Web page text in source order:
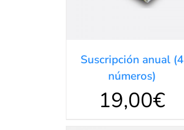
Suscripción anual (4
números)
19,00€